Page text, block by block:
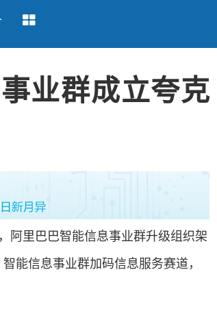
业群成立夸克
里巴巴智能信息事业群升级组织架
能信息事业群加码信息服务赛道，